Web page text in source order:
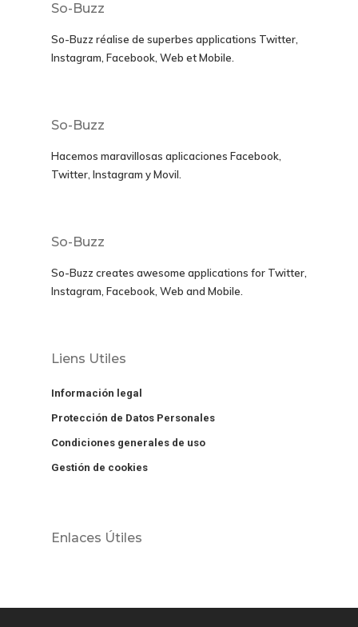
So-Buzz
So-Buzz réalise de superbes applications Twitter,
Instagram, Facebook, Web et Mobile.
So-Buzz
Hacemos maravillosas aplicaciones Facebook,
Twitter, Instagram y Movil
So-Buzz
So-Buzz creates awesome applications for Twitter,
Instagram, Facebook, Web and Mobile.
Liens Utiles
Información legal
Protección de Datos Personales
Condiciones generales de uso
Gestión de cookies
Enlaces Útiles